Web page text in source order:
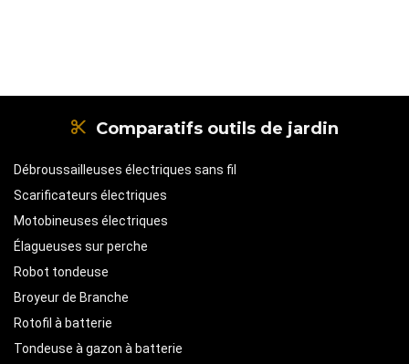
Comparatifs outils de jardin
Débroussailleuses électriques sans fil
Scarificateurs électriques
Motobineuses électriques
Élagueuses sur perche
Robot tondeuse
Broyeur de Branche
Rotofil à batterie
Tondeuse à gazon à batterie